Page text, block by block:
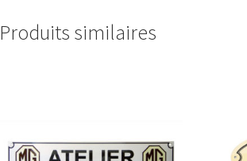
Produits similaires